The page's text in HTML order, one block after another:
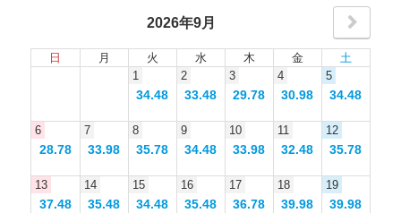
2026年9月
日 月 火 水 木 金
土
1
34.48
2
33.48
3
29.78
4
30.98
5
34.48
6
28.78
7
33.98
8
35.78
9
34.48
10
33.98
11
32.48
12
35.78
13
37.48
14
35.48
15
34.48
16
35.48
17
36.78
18
39.98
19
39.98